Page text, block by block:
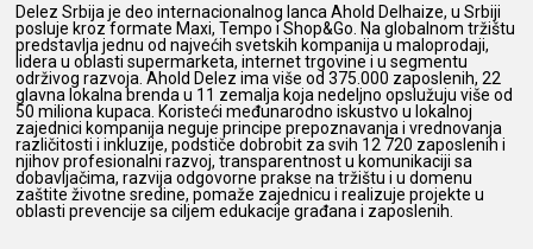
Delez Srbija je deo internacionalnog lanca Ahold Delhaize, u Srbiji
posluje kroz formate Maxi, Tempo i Shop&Go. Na globalnom tržištu
predstavlja jednu od najvećih svetskih kompanija u maloprodaji,
lidera u oblasti supermarketa, internet trgovine i u segmentu
održivog razvoja. Ahold Delez ima više od 375.000 zaposlenih, 22
glavna lokalna brenda u 11 zemalja koja nedeljno opslužuju više od
50 miliona kupaca. Koristeći međunarodno iskustvo u lokalnoj
zajednici kompanija neguje principe prepoznavanja i vrednovanja
različitosti i inkluzije, podstiče dobrobit za svih 12 720 zaposlenih i
njihov profesionalni razvoj, transparentnost u komunikaciji sa
dobavljačima, razvija odgovorne prakse na tržištu i u domenu
zaštite životne sredine, pomaže zajednicu i realizuje projekte u
oblasti prevencije sa ciljem edukacije građana i zaposlenih.